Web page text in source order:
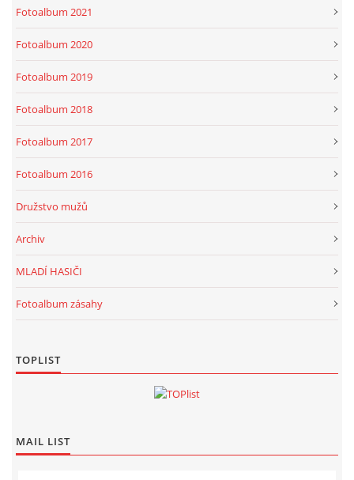
Fotoalbum 2021
Fotoalbum 2020
Fotoalbum 2019
Fotoalbum 2018
Fotoalbum 2017
Fotoalbum 2016
Družstvo mužů
Archiv
MLADÍ HASIČI
Fotoalbum zásahy
TOPLIST
MAIL LIST